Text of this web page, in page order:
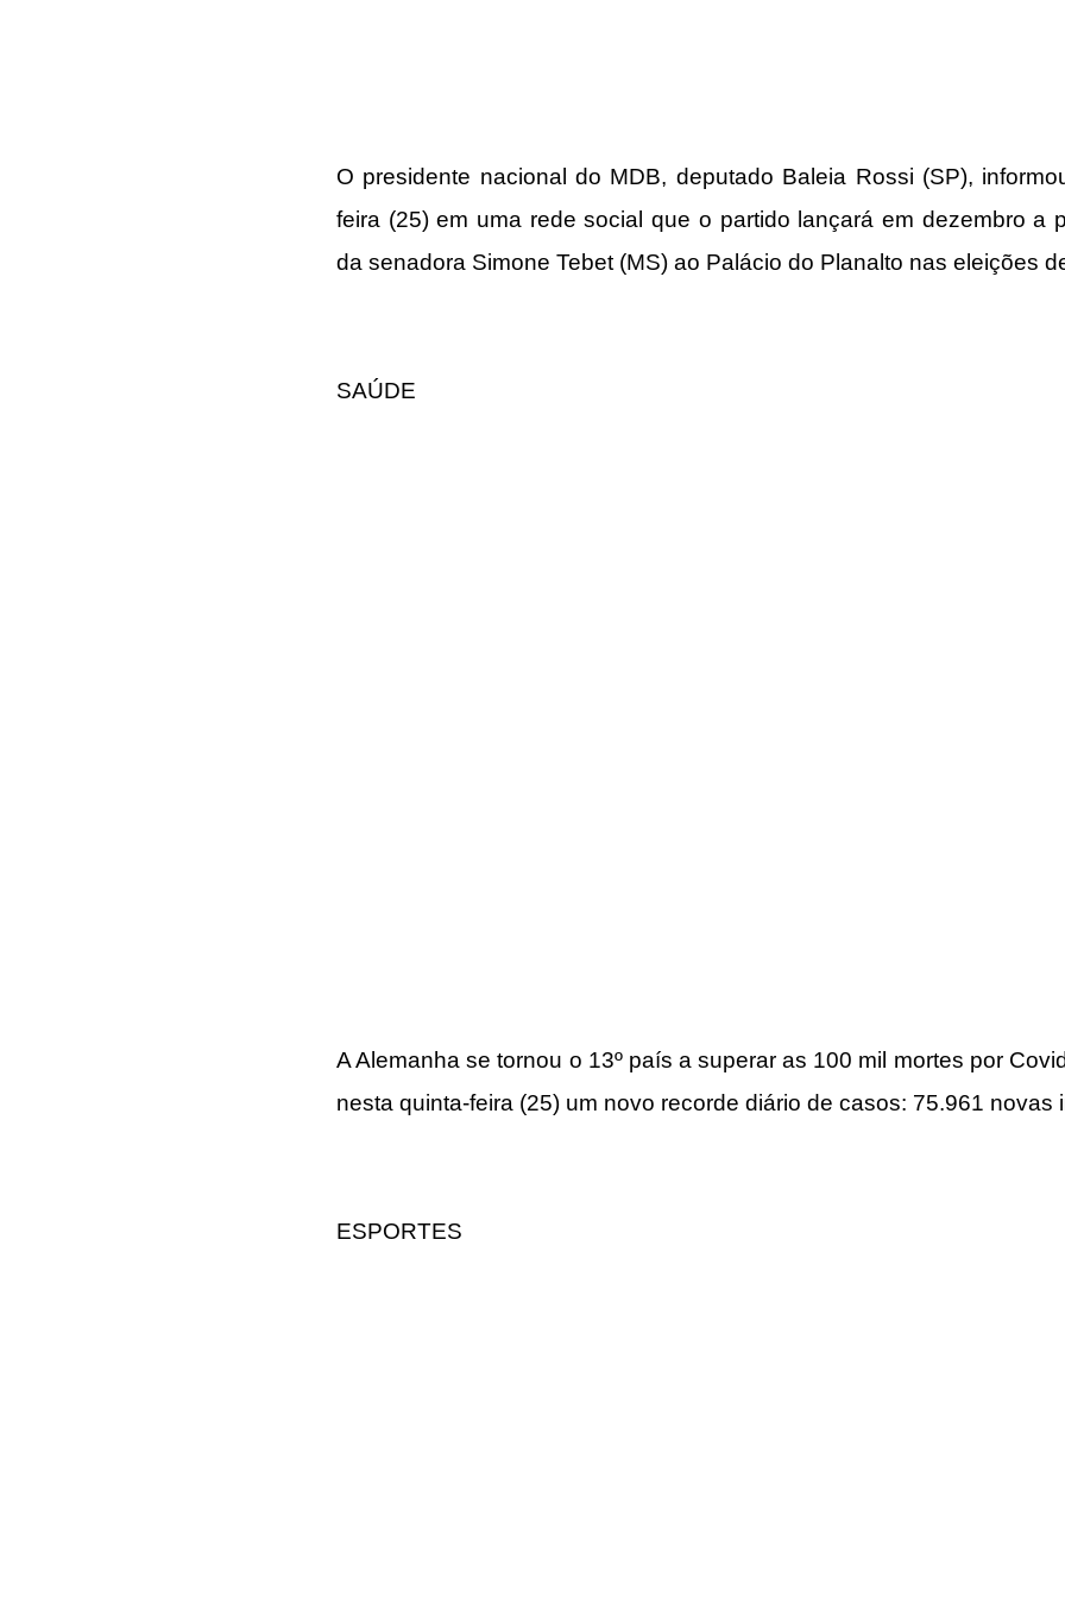
O presidente nacional do MDB, deputado Baleia Rossi (SP),
feira (25) em uma rede social que o partido lançará em dezembro a
da senadora Simone Tebet (MS) ao Palácio do Planalto nas eleições
SAÚDE
A Alemanha se tornou o 13º país a superar as 100 mil mortes por
nesta quinta-feira (25) um novo recorde diário de casos: 75.961 novas
ESPORTES